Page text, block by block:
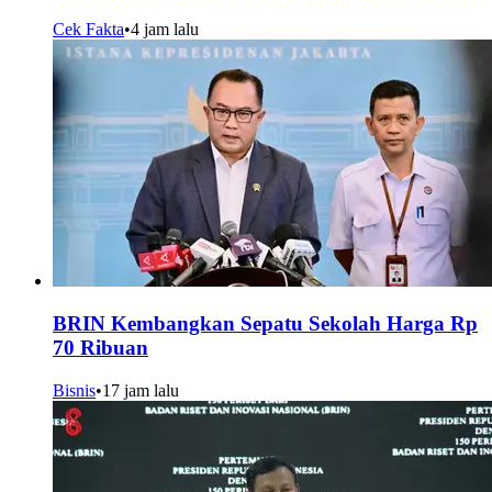
Cek Fakta•4 jam lalu
BRIN Kembangkan Sepatu Sekolah Harga Rp
70 Ribuan
Bisnis•17 jam lalu